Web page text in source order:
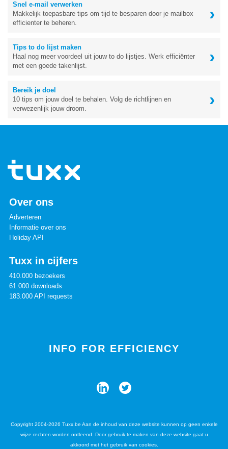
Snel e-mail verwerken
Makkelijk toepasbare tips om tijd te besparen door je mailbox
efficienter te beheren.
›
Tips to do lijst maken
Haal nog meer voordeel uit jouw to do lijstjes. Werk efficiënter
met een goede takenlijst.
›
Bereik je doel
10 tips om jouw doel te behalen. Volg de richtlijnen en
verwezenlijk jouw droom.
›
Over ons
Adverteren
Informatie over ons
Holiday API
Tuxx in cijfers
410.000 bezoekers
61.000 downloads
183.000 API requests
INFO FOR EFFICIENCY
Copyright 2004-2026 Tuxx.be Aan de inhoud van deze website kunnen op geen enkele
wijze rechten worden ontleend. Door gebruik te maken van deze website gaat u
akkoord met het gebruik van cookies.